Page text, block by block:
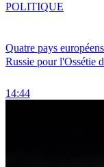
Quatre pays
Russie pour l'Ossétie
14:44
POLITIQUE